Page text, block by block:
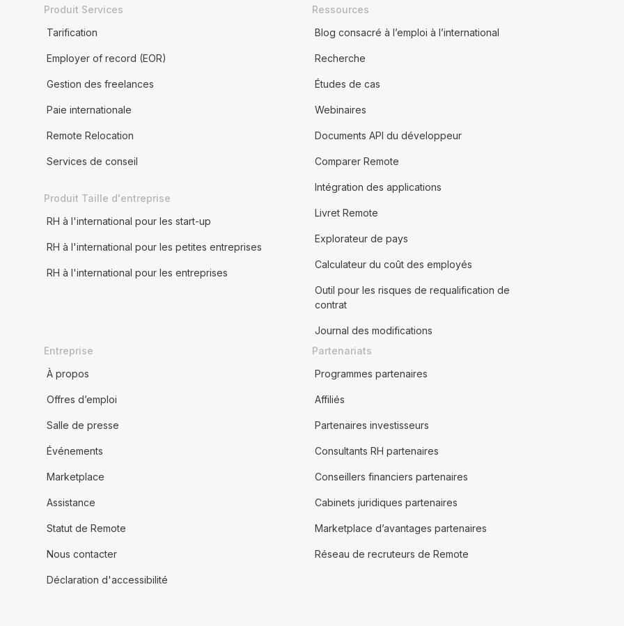
Produit Services
Tarification
Employer of record (EOR)
Gestion des freelances
Paie internationale
Remote Relocation
Services de conseil
Produit Taille d'entreprise
RH à l'international pour les start-up
RH à l'international pour les petites entreprises
RH à l'international pour les entreprises
Ressources
Blog consacré à l’emploi à l’international
Recherche
Études de cas
Webinaires
Documents API du développeur
Comparer Remote
Intégration des applications
Livret Remote
Explorateur de pays
Calculateur du coût des employés
Outil pour les risques de requalification de
contrat
Journal des modifications
Entreprise
À propos
Offres d’emploi
Salle de presse
Événements
Marketplace
Assistance
Statut de Remote
Nous contacter
Déclaration d'accessibilité
Partenariats
Programmes partenaires
Affiliés
Partenaires investisseurs
Consultants RH partenaires
Conseillers financiers partenaires
Cabinets juridiques partenaires
Marketplace d’avantages partenaires
Réseau de recruteurs de Remote